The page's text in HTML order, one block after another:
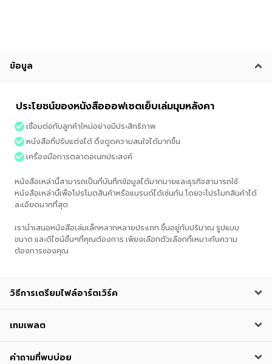
ข้อมูล
ประโยชน์ของหนังสือออฟเซตเย็บเล่มมุมหลังคา
เชื่อมต่อกับลูกค้าใหม่อย่างมีประสิทธิภาพ
หนังสือที่ปรับแต่งได้ ดึงดูดความสนใจได้มากขึ้น
เครื่องมือการตลาดอเนกประสงค์
หนังสือเหล่านี้สามารถเป็นที่บันทึกข้อมูลได้มากมายและธุรกิจสามารถใช้
หนังสือเหล่านี้เพื่อโปรโมตสินค้าหรือแบรนด์ได้เช่นกัน โดยจะโปรโมทสินค้าได้
ละเอียดมากที่สุด
เรานำเสนอหนังสือเล่มเล็กหลากหลายประเภท ขึ้นอยู่กับปริมาณ รูปแบบ
ขนาด และดีไซน์อื่นๆที่คุณต้องการ เพียงเลือกตัวเลือกที่เหมาะกับความ
ต้องการของคุณ
วิธีการเตรียมไฟล์อาร์ตเวิร์ค
เทมเพลต
คำถามที่พบบ่อย